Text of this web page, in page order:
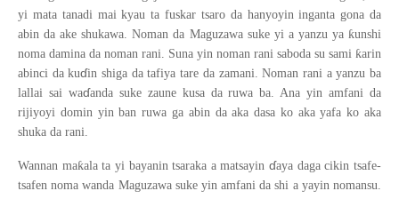
yi mata tanadi mai kyau ta fuskar tsaro da hanyoyin inganta gona da
abin da ake shukawa. Noman da Maguzawa suke yi a yanzu ya ƙunshi
noma damina da noman rani. Suna yin noman rani saboda su sami ƙarin
abinci da kuɗin shiga da tafiya tare da zamani. Noman rani a yanzu ba
lallai sai waɗanda suke zaune kusa da ruwa ba. Ana yin amfani da
rijiyoyi domin yin ban ruwa ga abin da aka dasa ko aka yafa ko aka
shuka da rani.
Wannan maƙala ta yi bayanin tsaraka a matsayinɗaya daga cikin tsafe-
tsafen noma wanda Maguzawa suke yin amfani da shi a yayin nomansu.